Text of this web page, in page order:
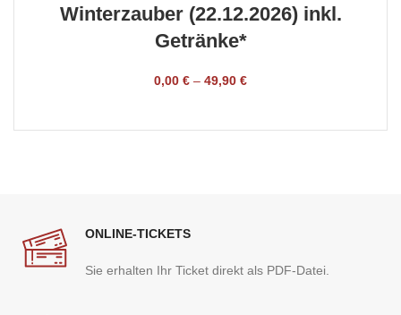
Winterzauber (22.12.2026) inkl.
Getränke*
0,00 € – 49,90 €
ONLINE-TICKETS
Sie erhalten Ihr Ticket direkt als PDF-Datei.